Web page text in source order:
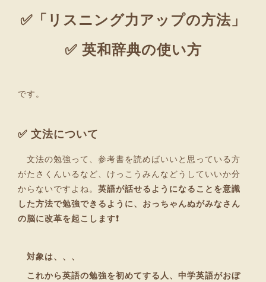
✅「リスニング力アップの方法」
✅ 英和辞典の使い方
です。
✅ 文法について
文法の勉強って、参考書を読めばいいと思っている方
がたさくんいるなど、けっこうみんなどうしていいか分
からないですよね。 英語が話せるようになることを意識
した方法で勉強できるように、おっちゃんぬがみなさん
の脳に改革を起こします❗
対象は、、、
これから英語の勉強を初めてする人、中学英語がおぼ